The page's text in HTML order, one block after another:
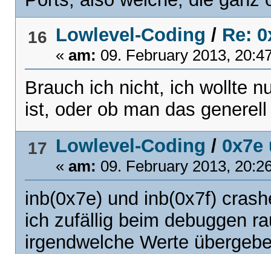
16 Lowlevel-Coding / Re:
«am: 09. February 2013,
Brauch ich nicht, ich wollte
ist, oder ob man das
17 Lowlevel-Coding / 0x7e
«am: 09. February 2013,
inb(0x7e) und inb(0x7f)
ich zufällig beim debuggen
irgendwelche Werte